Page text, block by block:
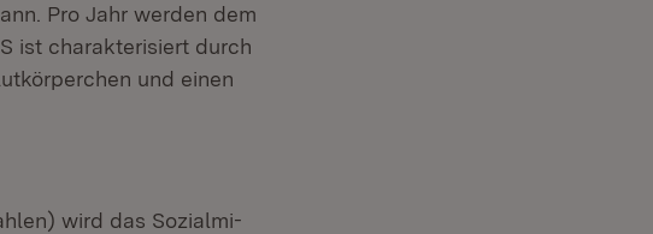
Pro Jahr werden dem
ist charakterisiert durch
und einen
wird das Sozialmi­